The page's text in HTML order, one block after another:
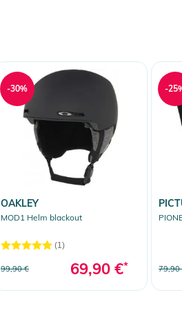
OAKLEY
MOD1 Helm blackout
(1)
99,90 € 69,90 €*
-30%
79,90
-